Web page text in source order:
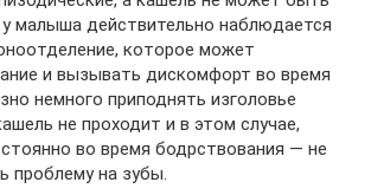
у малыша действительно наблюдается
которое может
и вызывать дискомфорт во время
немного приподнять изголовье
не проходит и в этом случае,
во время бодрствования — не
проблему на зубы.